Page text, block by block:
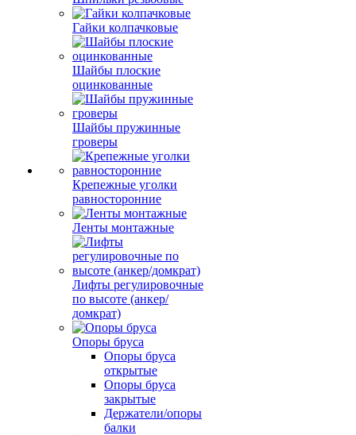
Гайки колпачковые
Шайбы плоские
оцинкованные
Шайбы пружинные
гроверы
Крепежные уголки
равносторонние
Ленты монтажные
Лифты регулировочные
по высоте (анкер/
домкрат)
Опоры бруса
Опоры бруса
открытые
Опоры бруса
закрытые
Держатели/опоры
балки